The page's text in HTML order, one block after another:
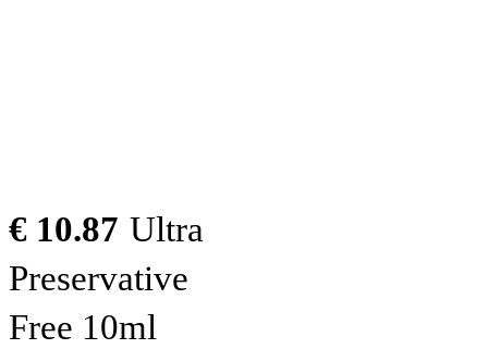
€ 10.87 Ultra
Preservative
Free 10ml